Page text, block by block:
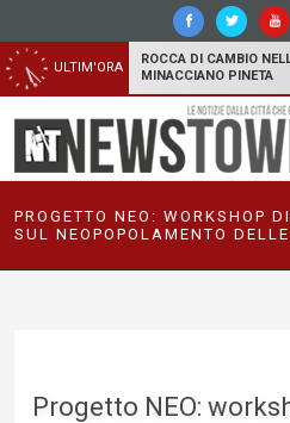
ULTIM'ORA
ROCCA DI CAMBIO
MINACCIANO PINETA
PROGETTO NEO: WORKSHOP
SUL NEOPOPOLAMENTO
Progetto NEO: